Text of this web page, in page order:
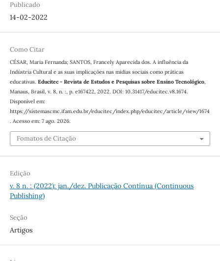
Publicado
14-02-2022
Como Citar
CÉSAR, Maria Fernanda; SANTOS, Francely Aparecida dos. A influência da
Indústria Cultural e as suas implicações nas mídias sociais como práticas
educativas. Educitec - Revista de Estudos e Pesquisas sobre Ensino Tecnológico,
Manaus, Brasil, v. 8, n. :, p. e167422, 2022. DOI: 10.31417/educitec.v8.1674.
Disponível em:
https://sistemascmc.ifam.edu.br/educitec/index.php/educitec/article/view/1674
. Acesso em: 7 ago. 2026.
Fomatos de Citação
Edição
v. 8 n. : (2022): jan./dez. Publicação Contínua (Continuous
Publishing)
Seção
Artigos